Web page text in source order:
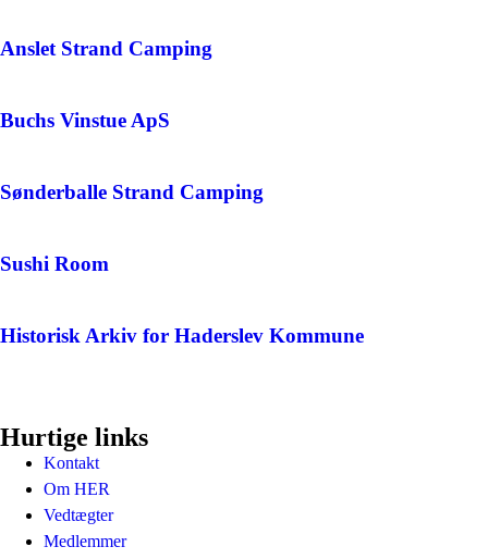
Anslet Strand Camping
Buchs Vinstue ApS
Sønderballe Strand Camping
Sushi Room
Historisk Arkiv for Haderslev Kommune
Hurtige links
Kontakt
Om HER
Vedtægter
Medlemmer